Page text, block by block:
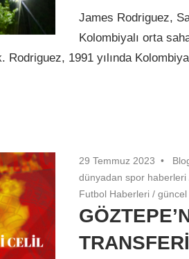
James Rodriguez,
Kolombiyalı orta
1991 yılında
29 Temmuz 2023
dünyadan spor haberleri
Futbol Haberleri /